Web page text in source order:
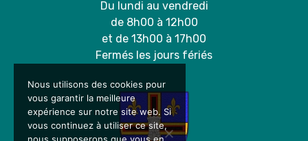
Du lundi au vendredi
de 8h00 à 12h00
et de 13h00 à 17h00
Fermés les jours fériés
Nous utilisons des cookies pour
vous garantir la meilleure
expérience sur notre site web. Si
vous continuez à utiliser ce site,